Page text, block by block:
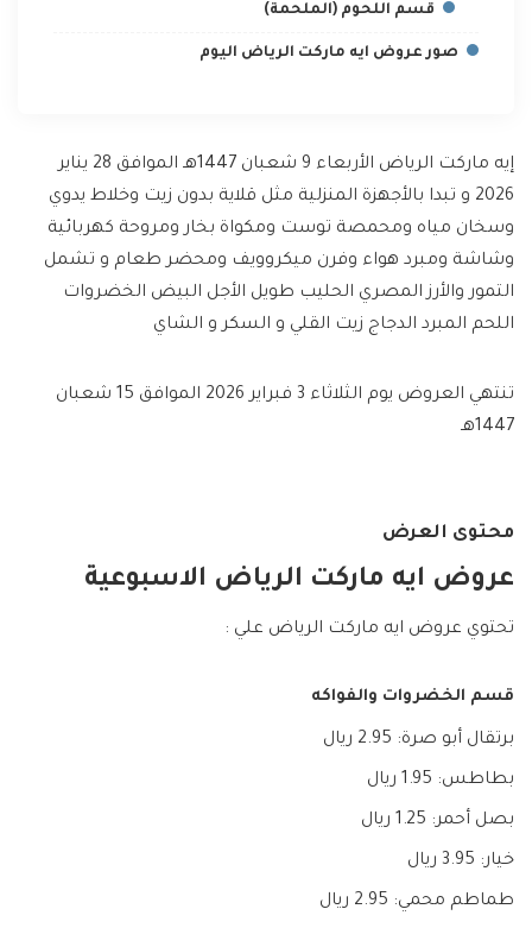
قسم اللحوم (الملحمة)
صور عروض ايه ماركت الرياض اليوم
إيه ماركت الرياض الأربعاء 9 شعبان 1447هـ الموافق 28 يناير
2026 و تبدا بالأجهزة المنزلية مثل قلاية بدون زيت وخلاط يدوي
وسخان مياه ومحمصة توست ومكواة بخار ومروحة كهربائية
وشاشة ومبرد هواء وفرن ميكروويف ومحضر طعام و تشمل
التمور والأرز المصري الحليب طويل الأجل البيض الخضروات
اللحم المبرد الدجاج زيت القلي و السكر و الشاي
تنتهي العروض يوم الثلاثاء 3 فبراير 2026 الموافق 15 شعبان
1447هـ
محتوى العرض
عروض ايه ماركت الرياض الاسبوعية
تحتوي عروض ايه ماركت الرياض علي :
قسم الخضروات والفواكه
برتقال أبو صرة: 2.95 ريال
بطاطس: 1.95 ريال
بصل أحمر: 1.25 ريال
خيار: 3.95 ريال
طماطم محمي: 2.95 ريال